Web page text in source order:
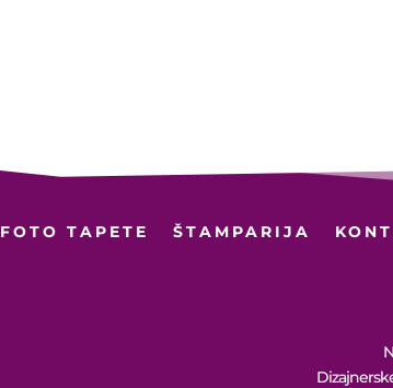
FOTO TAPETE ŠTAMPARIJA